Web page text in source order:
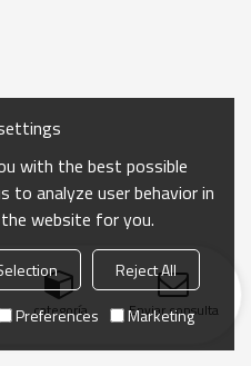
categoría Enviar consulta
with the best possible
to analyze user behavior in
website for you.
Reject All
Preferences Marketing